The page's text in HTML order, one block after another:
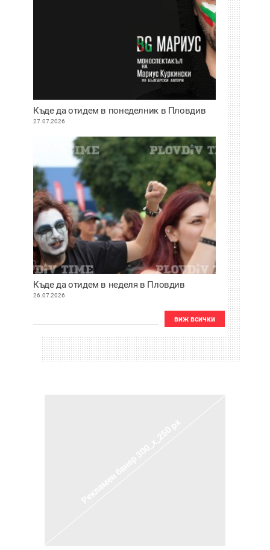
Къде да отидем в понеделник в Пловдив
27.07.2026
Къде да отидем в неделя в Пловдив
26.07.2026
виж всички